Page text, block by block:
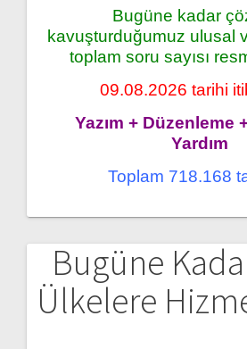
Bugüne kadar
kavuşturduğumuz ulusal
toplam soru sayısı
09.08.2026 tarihi
Yazım + Düzenleme
Yardım
Toplam 718.168
Bugüne
Ülkelere